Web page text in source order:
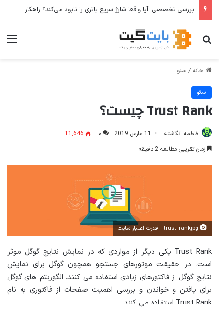
بررسی تخصصی: آیا واقعا شارژ سریع باتری را نابود می‌کند؟ راهکارهای عملی برای افزایش طول عمر باتری
جستجو برای
خانه / سئو
سئو
Trust Rank چیست؟
فاطمه انگاشته 11 مارس 2019 ۰
11,646
زمان تقریبی مطالعه 2 دقیقه
Trust Rank یکی دیگر از مواردی که در نمایش نتایج گوگل موثر
است. در حقیقت موتورهای جستجو همچون گوگل برای نمایش
نتایج گوگل از فاکتورهای زیادی استفاده می کنند. الگوریتم های گوگل
برای یافتن و خواندن و بررسی اهمیت صفحات از فاکتوری به نام
Trust Rank استفاده می کنند.